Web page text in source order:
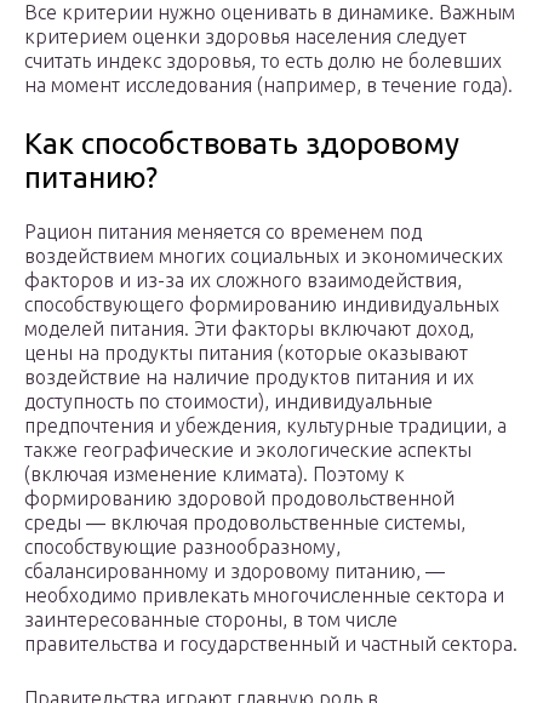
Все критерии нужно оценивать в динамике. Важным
критерием оценки здоровья населения следует
считать индекс здоровья, то есть долю не болевших
на момент исследования (например, в течение года).
Как способствовать здоровому
питанию?
Рацион питания меняется со временем под
воздействием многих социальных и экономических
факторов и из-за их сложного взаимодействия,
способствующего формированию индивидуальных
моделей питания. Эти факторы включают доход,
цены на продукты питания (которые оказывают
воздействие на наличие продуктов питания и их
доступность по стоимости), индивидуальные
предпочтения и убеждения, культурные традиции, а
также географические и экологические аспекты
(включая изменение климата). Поэтому к
формированию здоровой продовольственной
среды ― включая продовольственные системы,
способствующие разнообразному,
сбалансированному и здоровому питанию, ―
необходимо привлекать многочисленные сектора и
заинтересованные стороны, в том числе
правительства и государственный и частный сектора.
Правительства играют главную роль в